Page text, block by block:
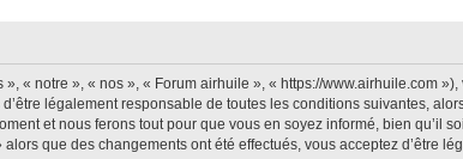
« notre », « nos », « Forum airhuile », « https://www.airhuile.com
légalement responsable de toutes les conditions suivantes,
et nous ferons tout pour que vous en soyez informé, bien qu’il
que des changements ont été effectués, vous acceptez d’être